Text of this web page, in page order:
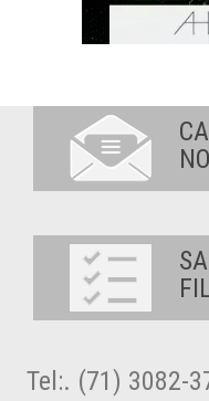
Tel:. (71) 3082-